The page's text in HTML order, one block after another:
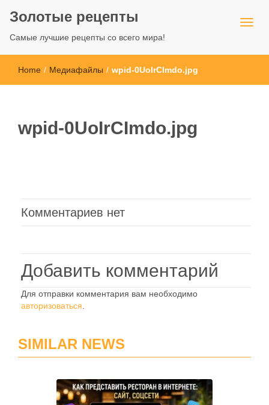
Золотые рецепты
Самые лучшие рецепты со всего мира!
Home / Медиафайлы / wpid-0UoIrCImdo.jpg
wpid-0UoIrCImdo.jpg
Комментариев нет
Добавить комментарий
Для отправки комментария вам необходимо
авторизоваться
SIMILAR NEWS